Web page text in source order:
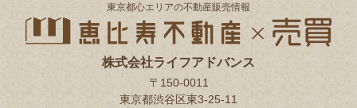
東京都⼼エリアの不動産販売情報
株式会社ライフアドバンス
〒150-0011
東京都渋谷区東3-25-11